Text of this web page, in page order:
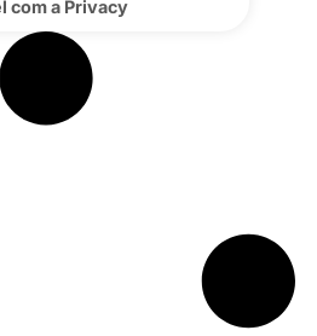
aos R$ 200 mil: Jany
nível com a Privacy